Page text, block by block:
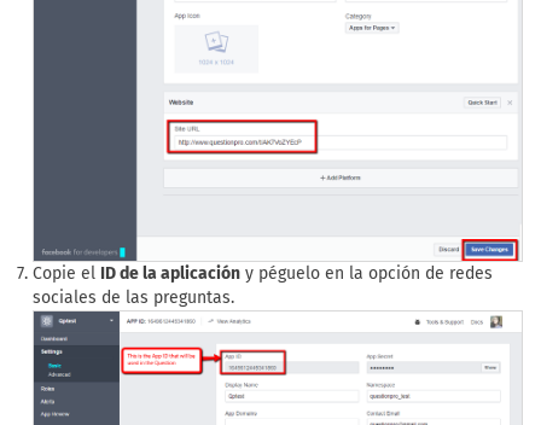
Copie el ID de la aplicación y péguelo en la opción de redes
sociales de las preguntas.